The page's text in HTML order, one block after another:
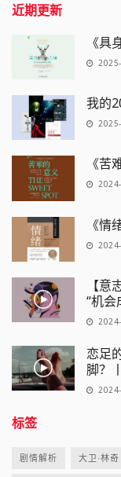
近期更新
《具
我的
《苦
《情
【
“机会
恋足
脚？
标签
剧情解析 大卫·林奇